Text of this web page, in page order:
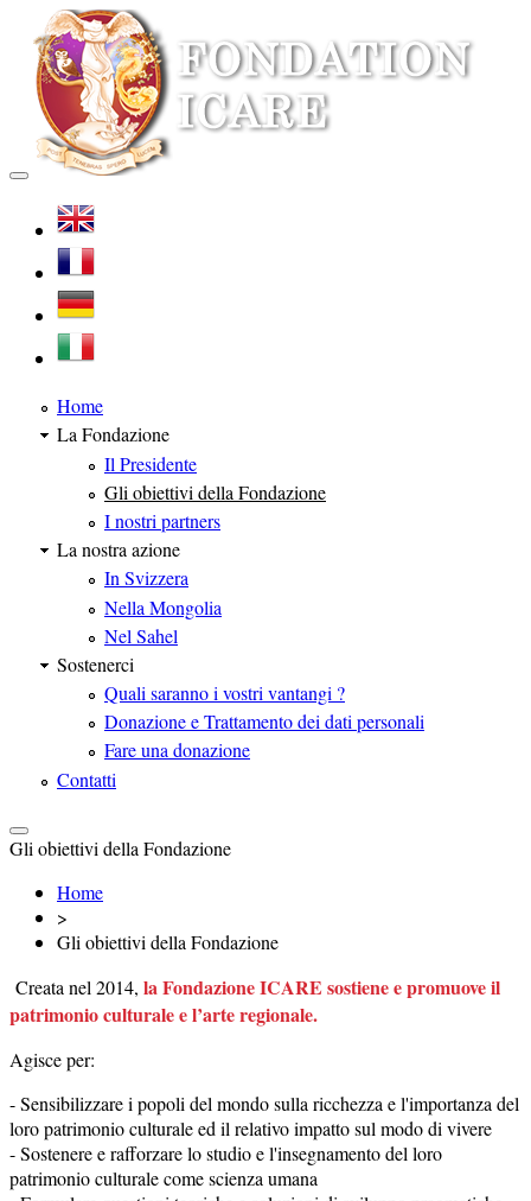
Home
La Fondazione
Il Presidente
Gli obiettivi della Fondazione
I nostri partners
La nostra azione
In Svizzera
Nella Mongolia
Nel Sahel
Sostenerci
Quali saranno i vostri vantangi ?
Donazione e Trattamento dei dati personali
Fare una donazione
Contatti
Gli obiettivi della Fondazione
Home
>
Gli obiettivi della Fondazione
Creata nel 2014, la Fondazione ICARE sostiene e promuove il
patrimonio culturale e l’arte regionale.
Agisce per:
-Sensibilizzare i popoli del mondo sulla ricchezza e l'importanza del
loro patrimonio culturale ed il relativo impatto sul modo di vivere
-Sostenere e rafforzare lo studio e l'insegnamento del loro
patrimonio culturale come scienza umana